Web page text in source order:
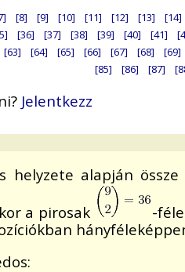
[8] [9] [10] [11] [12] [13]
[14]
[36] [37] [38] [39] [40] [41]
[63] [64] [65] [66] [67] [68]
[69]
[85]
[86] [87]
Jelentkezz
helyzete alapján
a pirosak
-